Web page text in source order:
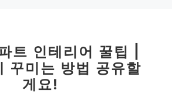
트 인테리어 꿀팁 |
꾸미는 방법 공유할
게요!